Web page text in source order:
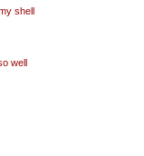
shell
well